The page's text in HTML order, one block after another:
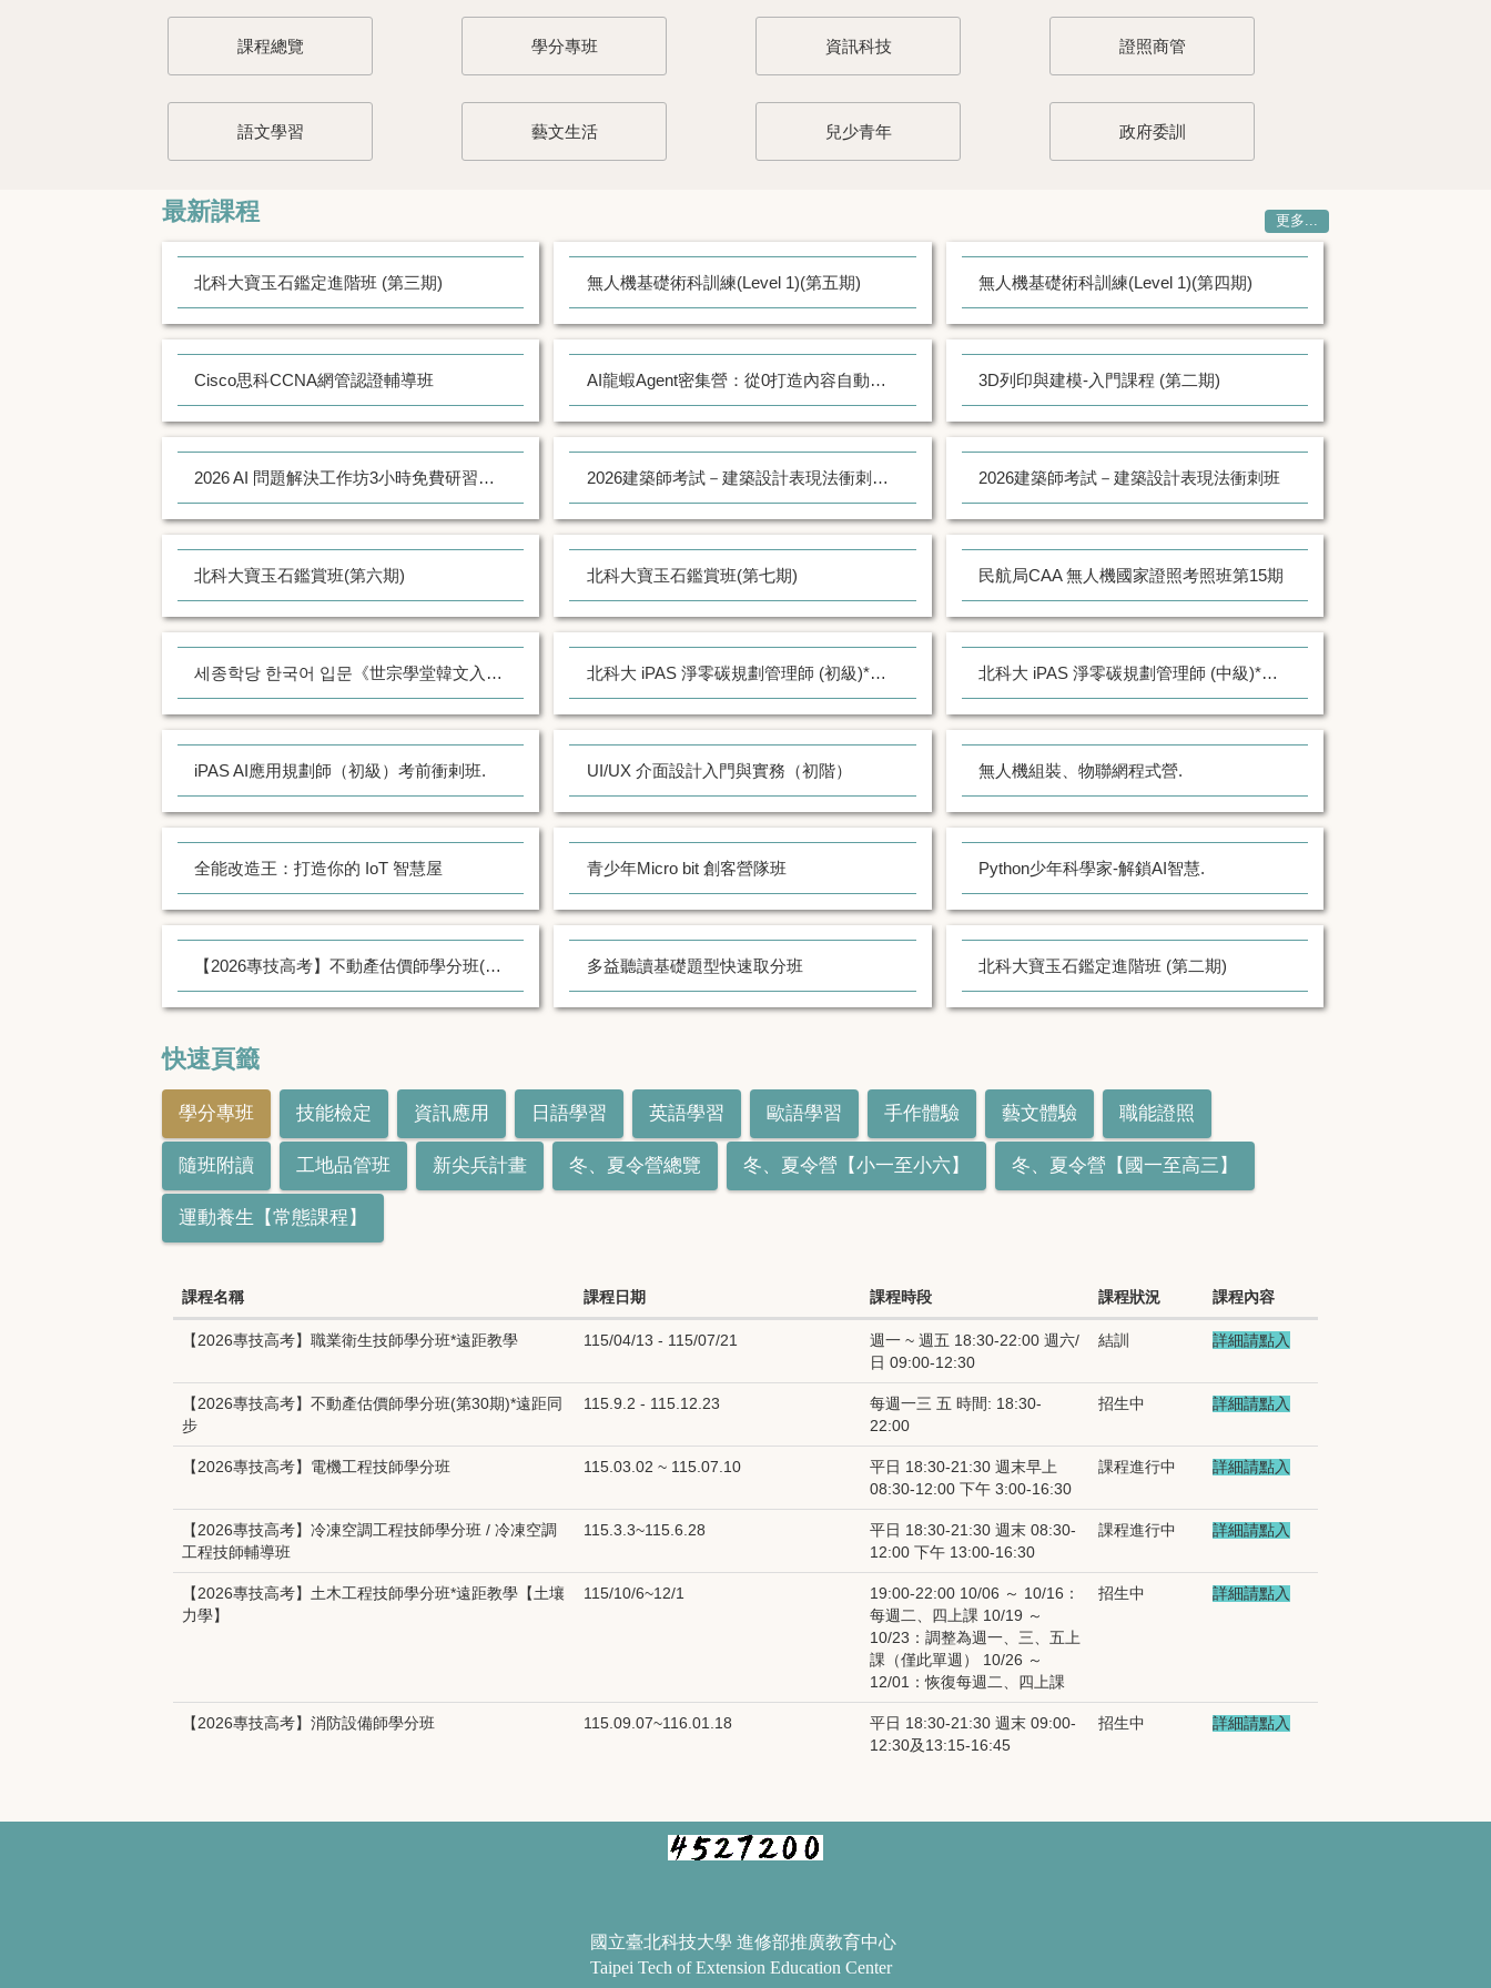
課程總覽 學分專班 資訊科技 證照商管
語文學習 藝文生活 兒少青年 政府委訓
最新課程
北科大寶玉石鑑定進階班 (第三期) 無人機基礎術科訓練(Level 1)(第五期) 無人機基礎術科訓練(Level 1)(第四期)
Cisco思科CCNA網管認證輔導班 AI龍蝦Agent密集營：從0打造內容自動化工作流（18小時)（第三梯） 3D列印與建模-入門課程 (第二期)
2026 AI 問題解決工作坊3小時免費研習活動 2026建築師考試－建築設計表現法衝刺班 (第二期) 2026建築師考試－建築設計表現法衝刺班
北科大寶玉石鑑賞班(第六期) 北科大寶玉石鑑賞班(第七期) 民航局CAA 無人機國家證照考照班第15期
세종학당 한국어 입문《世宗學堂韓文入門》. 北科大 iPAS 淨零碳規劃管理師 (初級)*遠距同步 北科大 iPAS 淨零碳規劃管理師 (中級)*遠距同步
iPAS AI應用規劃師（初級）考前衝剌班. UI/UX 介面設計入門與實務（初階） 無人機組裝、物聯網程式營.
全能改造王：打造你的 IoT 智慧屋 青少年Micro bit 創客營隊班 Python少年科學家-解鎖AI智慧.
【2026專技高考】不動產估價師學分班(第30期)*遠距同步 多益聽讀基礎題型快速取分班 北科大寶玉石鑑定進階班 (第二期)
更多...
快速頁籤
學分專班 技能檢定 資訊應用 日語學習 英語學習 歐語學習 手作體驗 藝文體驗 職能證照
隨班附讀 工地品管班 新尖兵計畫 冬、夏令營總覽 冬、夏令營【小一至小六】 冬、夏令營【國一至高三】
運動養生【常態課程】
課程名稱 課程日期 課程時段 課程狀況 課程內容
【2026專技高考】職業衛生技師學分班*遠距教學 115/04/13 - 115/07/21
週一 ~ 週五 18:30-22:00 週六/
日 09:00-12:30
結訓 詳細請點入
【2026專技高考】不動產估價師學分班(第30期)*遠距同
步
115.9.2 - 115.12.23
每週一三 五 時間: 18:30-
22:00
招生中 詳細請點入
【2026專技高考】電機工程技師學分班 115.03.02 ~ 115.07.10
平日 18:30-21:30 週末早上
08:30-12:00 下午 3:00-16:30
課程進行中 詳細請點入
【2026專技高考】冷凍空調工程技師學分班 / 冷凍空調
工程技師輔導班
115.3.3~115.6.28
平日 18:30-21:30 週末 08:30-
12:00 下午 13:00-16:30
課程進行中 詳細請點入
【2026專技高考】土木工程技師學分班*遠距教學【土壤
力學】
115/10/6~12/1
19:00-22:00 10/06 ～ 10/16：
每週二、四上課 10/19 ～
10/23：調整為週一、三、五上
課（僅此單週） 10/26 ～
12/01：恢復每週二、四上課
招生中 詳細請點入
【2026專技高考】消防設備師學分班 115.09.07~116.01.18
平日 18:30-21:30 週末 09:00-
12:30及13:15-16:45
招生中 詳細請點入
國立臺北科技大學 進修部推廣教育中心
Taipei Tech of Extension Education Center